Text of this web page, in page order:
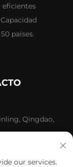
eficientes
países.
Qingdao,
our services.